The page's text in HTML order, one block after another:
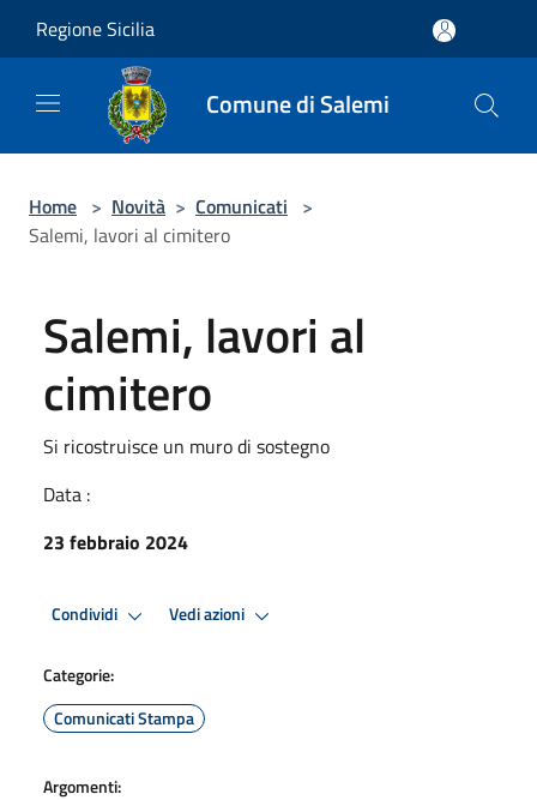
Regione Sicilia
Comune di Salemi
Home > Novità > Comunicati >
Salemi, lavori al cimitero
Salemi, lavori al
cimitero
Si ricostruisce un muro di sostegno
Data :
23 febbraio 2024
Condividi Vedi azioni
Categorie:
Comunicati Stampa
Argomenti: